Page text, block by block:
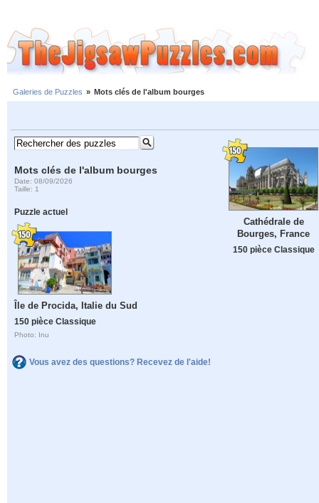
Galeries de Puzzles » Mots clés de l'album bourges
Mots clés de l'album bourges
Date: 08/09/2026
Taille: 1
Puzzle actuel
Île de Procida, Italie du Sud
150 pièce Classique
Photo: Inu
Vous avez des questions? Recevez de l'aide!
Cathédrale de
Bourges, France
150 pièce Classique